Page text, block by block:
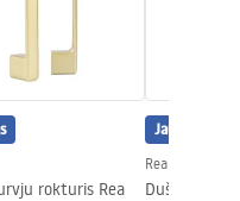
rokturis Rea
Jaunums
Rea
Dušas